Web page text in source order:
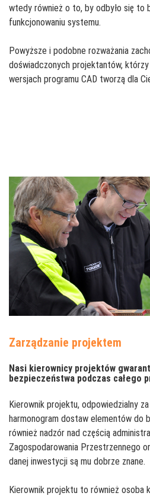
wtedy również o to, by odbyło się to
funkcjonowaniu systemu.
Powyższe i podobne rozważania
doświadczonych projektantów,
wersjach programu CAD tworzą dla
Zarządzanie projektem
Nasi kierownicy projektów
bezpieczeństwa podczas całego
Kierownik projektu, odpowiedzialny
harmonogram dostaw elementów do
również nadzór nad częścią
Zagospodarowania Przestrzennego
danej inwestycji są mu dobrze znane.
Kierownik projektu to również osoba